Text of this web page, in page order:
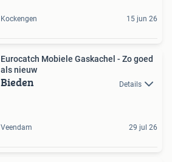
Kockengen 15 jun 26
Eurocatch Mobiele Gaskachel - Zo goed
als nieuw
Bieden Details
Veendam 29 jul 26